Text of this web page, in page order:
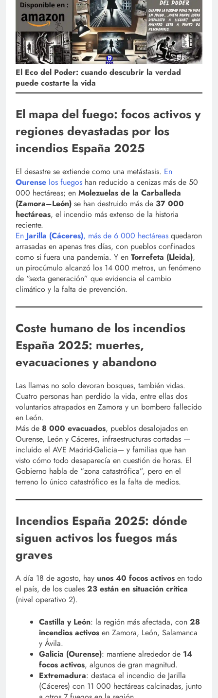
El Eco del Poder: cuando descubrir la verdad
puede costarte la vida
El mapa del fuego: focos activos y
regiones devastadas por los
incendios España 2025
El desastre se extiende como una metástasis. En
Ourense los fuegos han reducido a cenizas más de 50
000 hectáreas; en Molezuelas de la Carballeda
(Zamora–León) se han destruido más de 37 000
hectáreas, el incendio más extenso de la historia
reciente.
En Jarilla (Cáceres), más de 6 000 hectáreas quedaron
arrasadas en apenas tres días, con pueblos confinados
como si fuera una pandemia. Y en Torrefeta (Lleida),
un pirocúmulo alcanzó los 14 000 metros, un fenómeno
de “sexta generación” que evidencia el cambio
climático y la falta de prevención.
Coste humano de los incendios
España 2025: muertes,
evacuaciones y abandono
Las llamas no solo devoran bosques, también vidas.
Cuatro personas han perdido la vida, entre ellas dos
voluntarios atrapados en Zamora y un bombero fallecido
en León.
Más de 8 000 evacuados, pueblos desalojados en
Ourense, León y Cáceres, infraestructuras cortadas —
incluido el AVE Madrid-Galicia— y familias que han
visto cómo todo desaparecía en cuestión de horas. El
Gobierno habla de “zona catastrófica”, pero en el
terreno lo único catastrófico es la falta de medios.
Incendios España 2025: dónde
siguen activos los fuegos más
graves
A día 18 de agosto, hay unos 40 focos activos en todo
el país, de los cuales 23 están en situación crítica
(nivel operativo 2).
Castilla y León: la región más afectada, con 28
incendios activos en Zamora, León, Salamanca
y Ávila.
Galicia (Ourense): mantiene alrededor de 14
focos activos, algunos de gran magnitud.
Extremadura: destaca el incendio de Jarilla
(Cáceres) con 11 000 hectáreas calcinadas, junto